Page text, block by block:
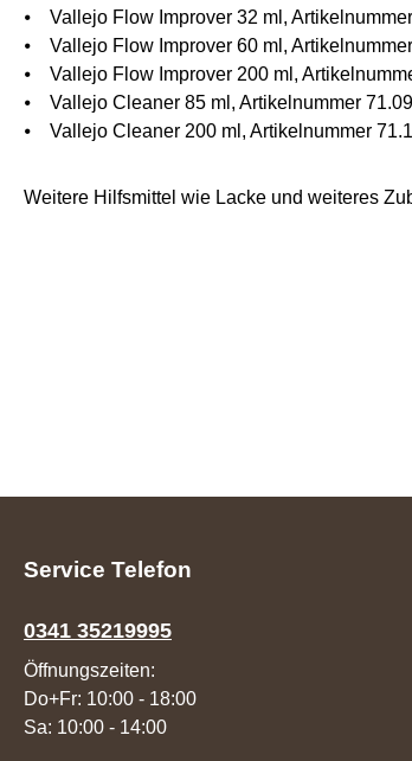
⦁ Vallejo Flow Improver 32 ml,
⦁ Vallejo Flow Improver 60 ml,
⦁ Vallejo Flow Improver 200 ml,
⦁ Vallejo Cleaner 85 ml, Artikelnummer
⦁ Vallejo Cleaner 200 ml, Artikelnummer
Weitere Hilfsmittel wie Lacke und weiteres
Service Telefon
0341 35219995
Öffnungszeiten:
Do+Fr: 10:00 - 18:00
Sa: 10:00 - 14:00